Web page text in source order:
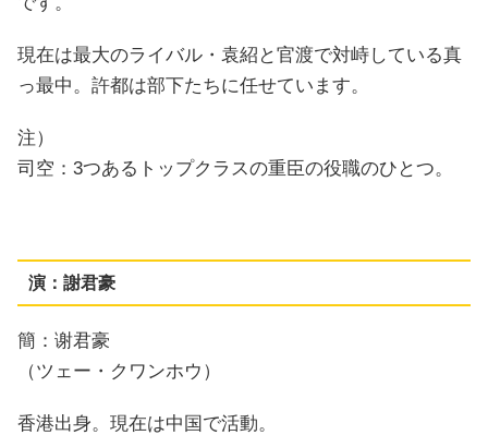
現在は最大のライバル・袁紹と官渡で対峙している真
っ最中。許都は部下たちに任せています。
注）
司空：3つあるトップクラスの重臣の役職のひとつ。
演：謝君豪
簡：谢君豪
（ツェー・クワンホウ）
香港出身。現在は中国で活動。